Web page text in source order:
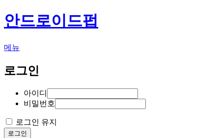
안드로이드펍
메뉴
로그인
아이디
비밀번호
로그인 유지
로그인